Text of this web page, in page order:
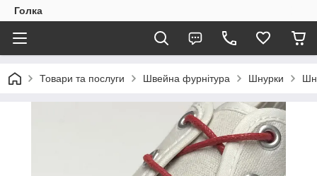
Голка
Товари та послуги Швейна фурнітура Шнурки